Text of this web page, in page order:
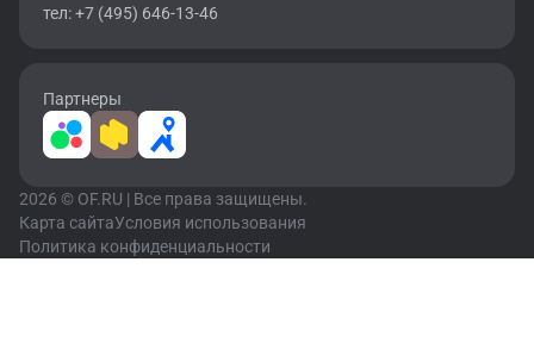
тел: +7 (495) 646-13-46
Партнеры
2026 © OF.RU | Все права защищены.
Карта сайтаУсловия использования
Политика конфиденциальности